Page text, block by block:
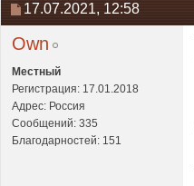
17.07.2021, 12:58
Own
Местный
Регистрация: 17.01.2018
Адрес: Россия
Сообщений: 335
Благодарностей: 151